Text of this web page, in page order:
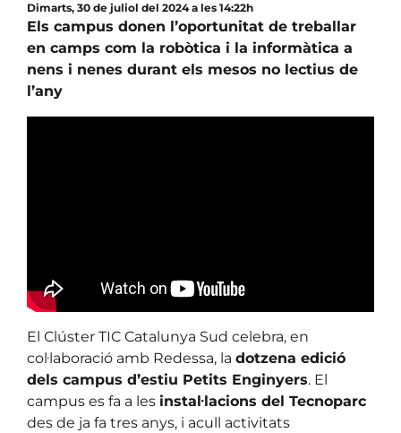
Dimarts, 30 de juliol del 2024 a les 14:22h
Els campus donen l’oportunitat de treballar
en camps com la robòtica i la informàtica a
nens i nenes durant els mesos no lectius de
l’any
El Clúster TIC Catalunya Sud celebra, en
col·laboració amb Redessa, la dotzena edició
dels campus d’estiu Petits Enginyers. El
campus es fa a les instal·lacions del Tecnoparc
des de ja fa tres anys, i acull activitats